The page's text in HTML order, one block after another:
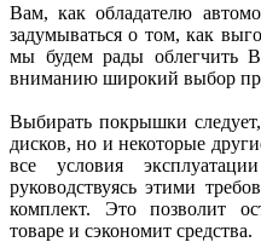
Вам, как обладателю
задумываться о том, как
мы будем рады облегчить
вниманию широкий выбор
Выбирать покрышки
дисков, но и некоторые
все условия
руководствуясь этими
комплект. Это позволит
товаре и сэкономит средства.